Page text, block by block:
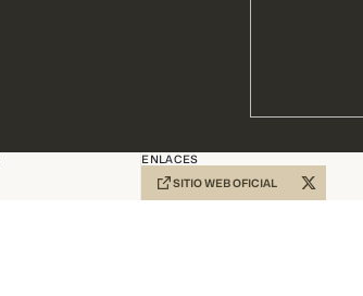
ENLACES
SITIO WEB OFICIAL